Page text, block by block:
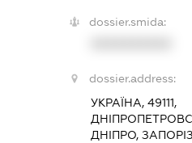
dossier.smida:
dossier.address:
УКРАЇНА, 49111,
ДНІПРО,